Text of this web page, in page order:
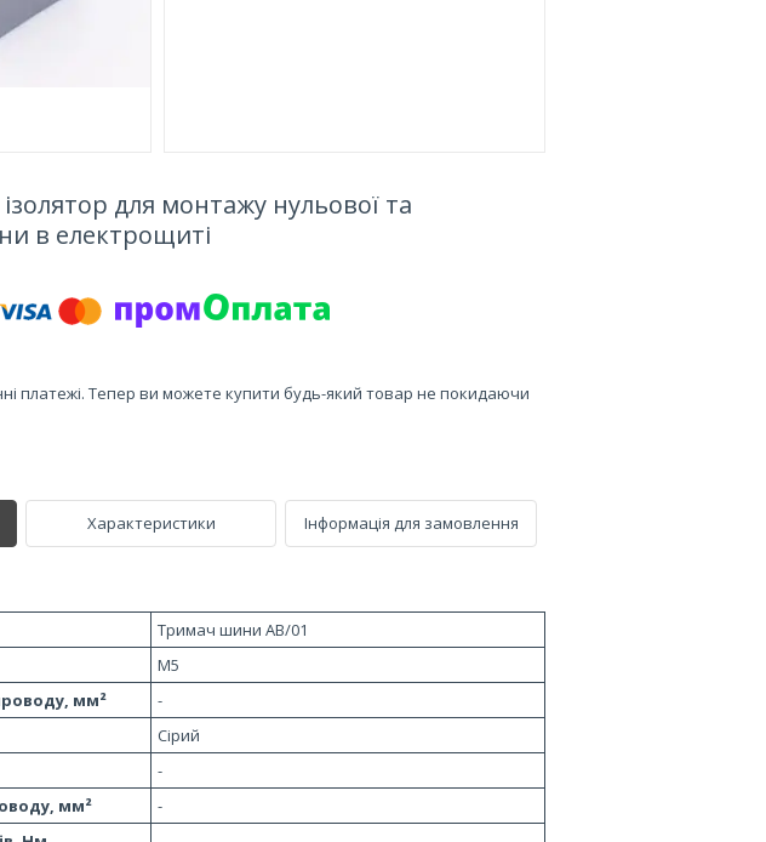
для монтажу нульової та
в електрощиті
платежі. Тепер ви можете купити будь-який товар не покидаючи
Характеристики Інформація для замовлення
Тримач шини AB/01
М5
мм²
-
Сірий
-
мм²
-